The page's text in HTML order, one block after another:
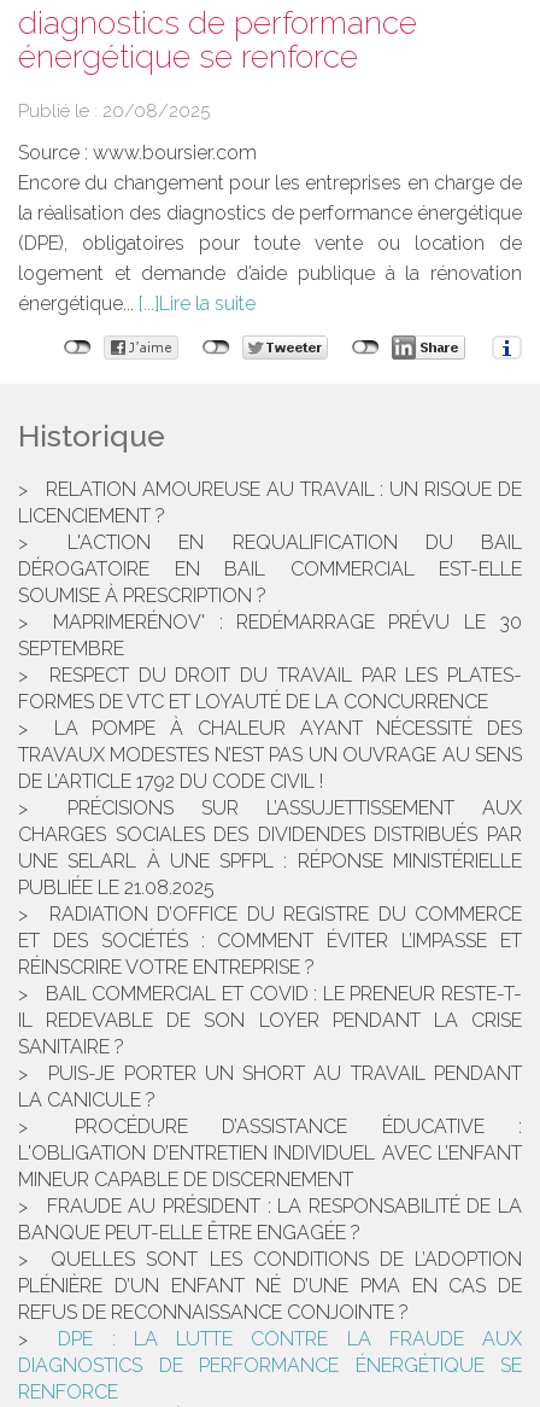
diagnostics de performance
énergétique se renforce
Publié le : 20/08/2025
Source : www.boursier.com
Encore du changement pour les entreprises en charge de
la réalisation des diagnostics de performance énergétique
(DPE), obligatoires pour toute vente ou location de
logement et demande d’aide publique à la rénovation
énergétique...
Lire la suite
Historique
RELATION AMOUREUSE AU TRAVAIL : UN RISQUE DE
LICENCIEMENT ?
L'ACTION EN REQUALIFICATION DU BAIL
DÉROGATOIRE EN BAIL COMMERCIAL EST-ELLE
SOUMISE À PRESCRIPTION ?
MAPRIMERÉNOV' : REDÉMARRAGE PRÉVU LE 30
SEPTEMBRE
RESPECT DU DROIT DU TRAVAIL PAR LES PLATES-
FORMES DE VTC ET LOYAUTÉ DE LA CONCURRENCE
LA POMPE À CHALEUR AYANT NÉCESSITÉ DES
TRAVAUX MODESTES N’EST PAS UN OUVRAGE AU SENS
DE L’ARTICLE 1792 DU CODE CIVIL !
PRÉCISIONS SUR L’ASSUJETTISSEMENT AUX
CHARGES SOCIALES DES DIVIDENDES DISTRIBUÉS PAR
UNE SELARL À UNE SPFPL : RÉPONSE MINISTÉRIELLE
PUBLIÉE LE 21.08.2025
RADIATION D’OFFICE DU REGISTRE DU COMMERCE
ET DES SOCIÉTÉS : COMMENT ÉVITER L’IMPASSE ET
RÉINSCRIRE VOTRE ENTREPRISE ?
BAIL COMMERCIAL ET COVID : LE PRENEUR RESTE-T-
IL REDEVABLE DE SON LOYER PENDANT LA CRISE
SANITAIRE ?
PUIS-JE PORTER UN SHORT AU TRAVAIL PENDANT
LA CANICULE ?
PROCÉDURE D’ASSISTANCE ÉDUCATIVE :
L'OBLIGATION D’ENTRETIEN INDIVIDUEL AVEC L’ENFANT
MINEUR CAPABLE DE DISCERNEMENT
FRAUDE AU PRÉSIDENT : LA RESPONSABILITÉ DE LA
BANQUE PEUT-ELLE ÊTRE ENGAGÉE ?
QUELLES SONT LES CONDITIONS DE L’ADOPTION
PLÉNIÈRE D’UN ENFANT NÉ D’UNE PMA EN CAS DE
REFUS DE RECONNAISSANCE CONJOINTE ?
DPE : LA LUTTE CONTRE LA FRAUDE AUX
DIAGNOSTICS DE PERFORMANCE ÉNERGÉTIQUE SE
RENFORCE